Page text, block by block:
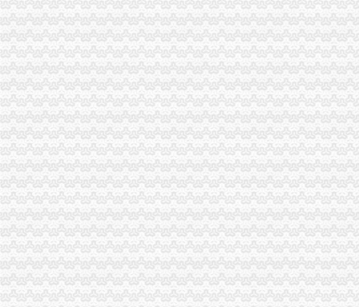
重庆沙坪坝门户网
重庆市工商行政管理局沙坪坝区分局电子公文沙坪坝工商〔2017〕37
重庆工商注册-重庆,企业服务
百业网_为企业,做推广
公司变更代理代办_代理记账公司_公司注册流程_工商注册_财税服务-
【图】沙坪坝名人广场附近工商营业执照代办注册公司流程_重庆工商
验资增资\存款证明\工程亮资摆帐\新三板开户-重庆沙坪坝三峡广场代理
重庆工商代办-注册微企赶上好时机_重庆慢牛工商咨询_新浪博客
代办过户厂家_代办过户厂家/公司-阿里巴巴公司黄页
重庆主城15个公租房即将摇号申请,全攻略拿走不谢！_搜狐财经_
重庆立祥财务信息咨询有限公司_【信用信息_诉讼信息_财务信息_注册
重庆学鼎企业管理有限公司_【信用信息_诉讼信息_财务信息_注册信息
百业网_为企业,做推广
重庆代办营业执照的相关文件及流程_重庆慢牛工商咨询_新浪博客
南岸区代办营业执照的流程-重庆商业街-重庆购物狂
【图】重庆代办沙坪坝公司营业执照_重庆工商注册_重庆列表网
大连进口澳大利亚牛奶相关代理进口流程-爱喇叭网
申请注册一个人力资源公司需要哪些流程和费用。我们公司主要从事代